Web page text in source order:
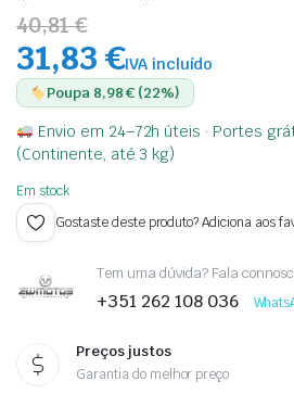
40,81 €
31,83 €IVA incluído
Poupa 8,98 € (22%)
Envio em 24–72h úteis · Portes
(Continente, até 3 kg)
Em stock
Gostaste deste produto? Adiciona aos
Tem uma dúvida? Fala
+351 262 108 036
Preços justos
Garantia do melhor preço